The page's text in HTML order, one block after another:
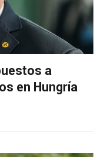
a
en Hungría